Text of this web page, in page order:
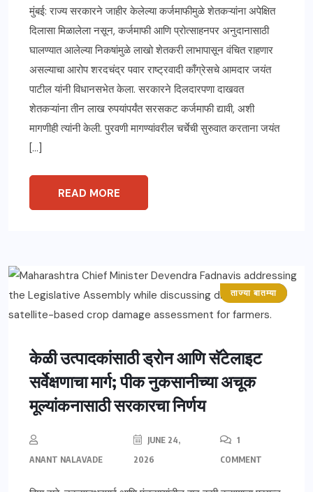
मुंबई: राज्य सरकारने जाहीर केलेल्या कर्जमाफीमुळे शेतकऱ्यांना अपेक्षित
दिलासा मिळालेला नसून, कर्जमाफी आणि प्रोत्साहनपर अनुदानासाठी
घालण्यात आलेल्या निकषांमुळे लाखो शेतकरी लाभापासून वंचित राहणार
असल्याचा आरोप शरदचंद्र पवार राष्ट्रवादी काँग्रेसचे आमदार जयंत
पाटील यांनी विधानसभेत केला. सरकारने दिलदारपणा दाखवत
शेतकऱ्यांना तीन लाख रुपयांपर्यंत सरसकट कर्जमाफी द्यावी, अशी
मागणीही त्यांनी केली. पुरवणी मागण्यांवरील चर्चेची सुरुवात करताना जयंत
[…]
READ MORE
महाराष्ट्र
ताज्या बातम्या
केळी उत्पादकांसाठी ड्रोन आणि सॅटेलाइट
सर्वेक्षणाचा मार्ग; पीक नुकसानीच्या अचूक
मूल्यांकनासाठी सरकारचा निर्णय
ANANT NALAVADE
JUNE 24,
2026
1
COMMENT